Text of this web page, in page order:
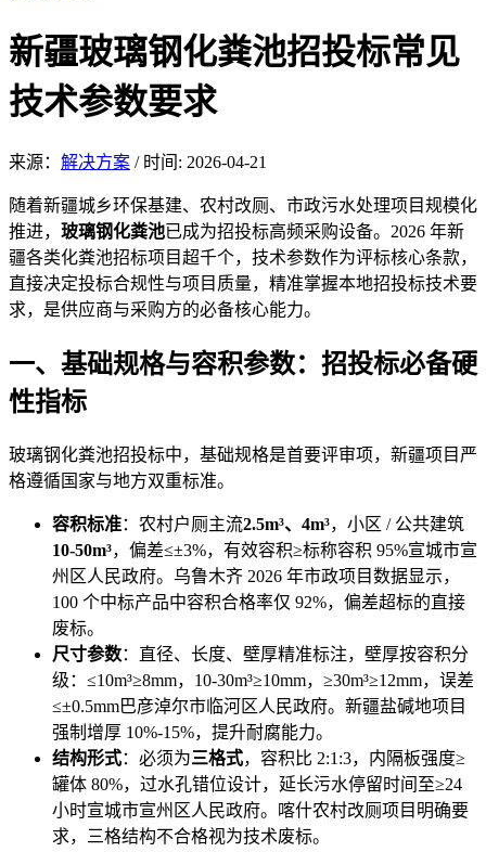
新疆玻璃钢化粪池招投标常见
技术参数要求
来源： 解决方案 / 时间: 2026-04-21
随着新疆城乡环保基建、农村改厕、市政污水处理项目规模化
推进， 玻璃钢化粪池已成为招投标高频采购设备。2026 年新
疆各类化粪池招标项目超千个，技术参数作为评标核心条款，
直接决定投标合规性与项目质量，精准掌握本地招投标技术要
求，是供应商与采购方的必备核心能力。
一、基础规格与容积参数：招投标必备硬
性指标
玻璃钢化粪池招投标中，基础规格是首要评审项，新疆项目严
格遵循国家与地方双重标准。
容积标准：农村户厕主流2.5m³、4m³，小区 / 公共建筑
10-50m³，偏差≤±3%，有效容积≥标称容积 95%宣城市宣
州区人民政府。乌鲁木齐 2026 年市政项目数据显示，
100 个中标产品中容积合格率仅 92%，偏差超标的直接
废标。
尺寸参数：直径、长度、壁厚精准标注，壁厚按容积分
级：≤10m³≥8mm，10-30m³≥10mm，≥30m³≥12mm，误差
≤±0.5mm巴彦淖尔市临河区人民政府。新疆盐碱地项目
强制增厚 10%-15%，提升耐腐能力。
结构形式：必须为三格式，容积比 2:1:3，内隔板强度≥
罐体 80%，过水孔错位设计，延长污水停留时间至≥24
小时宣城市宣州区人民政府。喀什农村改厕项目明确要
求，三格结构不合格视为技术废标。